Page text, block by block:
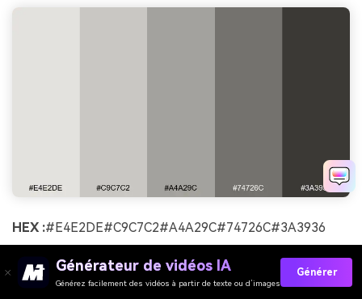
HEX :#E4E2DE#C9C7C2#A4A29C#74726C#3A3936
Ambiance :
minimal et équilibré
Idéal pour :Site Web du portefeuille
Générateur de vidéos IA
Générez facilement des vidéos à partir de texte ou d’images
Générer